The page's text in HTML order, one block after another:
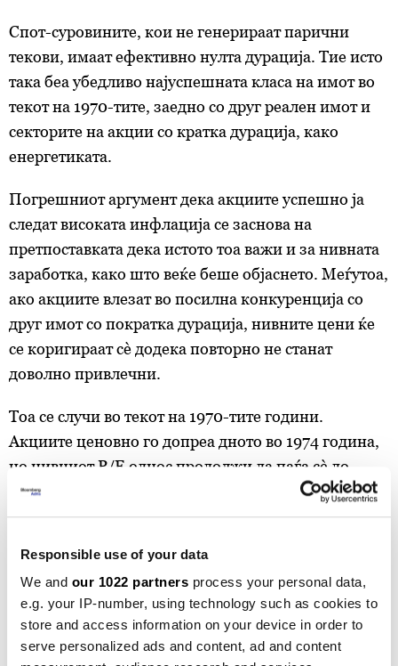
Responsible use of your data
We and our 1022 partners process your personal data,
e.g. your IP-number, using technology such as cookies to
store and access information on your device in order to
serve personalized ads and content, ad and content
Спот-суровините, кои не генерираат парични
текови, имаат ефективно нулта дурација. Тие исто
така беа убедливо најуспешната класа на имот во
текот на 1970-тите, заедно со друг реален имот и
секторите на акции со кратка дурација, како
енергетиката.
Погрешниот аргумент дека акциите успешно ја
следат високата инфлација се заснова на
претпоставката дека истото тоа важи и за нивната
заработка, како што веќе беше објаснето. Меѓутоа,
ако акциите влезат во посилна конкуренција со
друг имот со пократка дурација, нивните цени ќе
се коригираат сè додека повторно не станат
доволно привлечни.
Тоа се случи во текот на 1970-тите години.
Акциите ценовно го допреа дното во 1974 година,
но нивниот P/E однос продолжи да паѓа сè до
раните осумдесетти, бидејќи растот на заработката
(E) поттикнат од инфлацијата не можеше да го
инвеститорите ја избегнуваа дурацијата на
акциите.
Денес ситуацијата изгледа уште понеповолно за
пазарот на акции.
не само што и